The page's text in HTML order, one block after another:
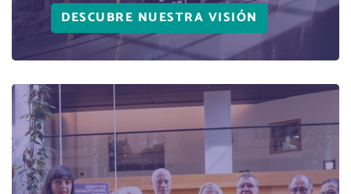
DESCUBRE NUESTRA VISIÓN